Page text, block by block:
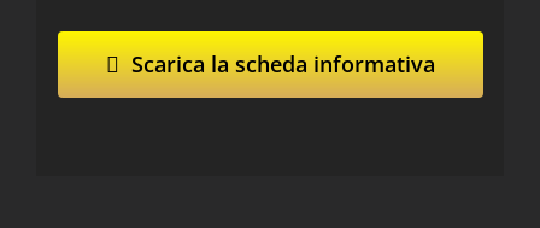
Scarica la scheda informativa